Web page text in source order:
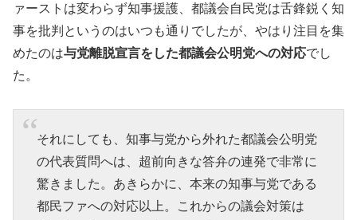
ァーストは変わらず知事援護、都議会自民党は舌鋒鋭く知
事を批判というのはいつも通りでしたが、やはり注目を集
めたのは与党離脱宣言をした都議会公明党への対応でし
た。
それにしても、知事与党から外れた都議会公明党
の代表質問へは、超前向きな答弁の連発で非常に
驚きました。あきらかに、本来の知事与党である
都民ファへの対応以上。これからの議会対策は